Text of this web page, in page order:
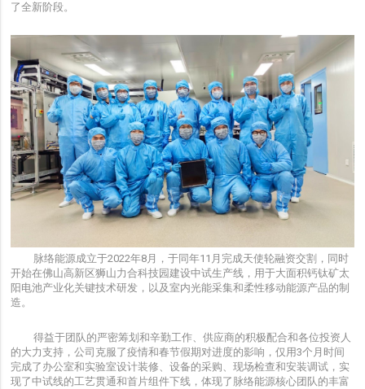
了全新阶段。
脉络能源成立于2022年8月，于同年11月完成天使轮融资交割，同时
开始在佛山高新区狮山力合科技园建设中试生产线，用于大面积钙钛矿太
阳电池产业化关键技术研发，以及室内光能采集和柔性移动能源产品的制
造。
得益于团队的严密筹划和辛勤工作、供应商的积极配合和各位投资人
的大力支持，公司克服了疫情和春节假期对进度的影响，仅用3个月时间
完成了办公室和实验室设计装修、设备的采购、现场检查和安装调试，实
现了中试线的工艺贯通和首片组件下线，体现了脉络能源核心团队的丰富